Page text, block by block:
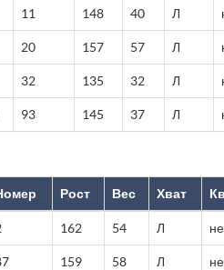
11 148 40 Л
20 157 57 Л
32 135 32 Л
93 145 37 Л
Рост Вес Хват
162 54 Л
159 58 Л